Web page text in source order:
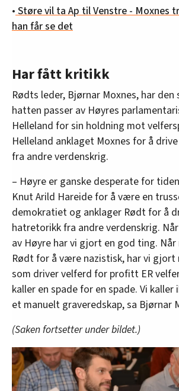
•Støre vil ta Ap til Venstre - Moxnes
han får se det
Har fått kritikk
Rødts leder, Bjørnar Moxnes, har
hatten passer av Høyres
Helleland for sin holdning mot
Helleland anklaget Moxnes for å
fra andre verdenskrig.
– Høyre er ganske desperate for
Knut Arild Hareide for å være en
demokratiet og anklager Rødt for å
hatretorikk fra andre verdenskrig.
av Høyre har vi gjort en god ting.
Rødt for å være nazistisk, har vi gjort
som driver velferd for profitt ER
kaller en spade for en spade. Vi kaller
et manuelt graveredskap, sa Bjørnar
(Saken fortsetter under bildet.)